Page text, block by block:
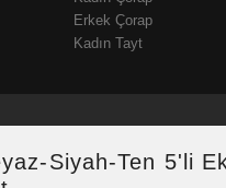
Siyah-Ten 5'li
Erkek Çorap
Kadın Tayt